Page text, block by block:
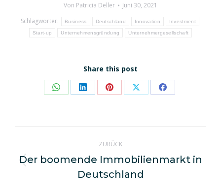
Von Patricia Deller
Juni 30, 2021
Schlagwörter:
Business Deutschland Innovation Investment
Start-up Unternehmensgründung Unternehmergesellschaft
Share this post
Share Share Share Share Share
Kommentarnavigation
ZURÜCK
Vorheriger
Beitrag:
Der boomende Immobilienmarkt in
Deutschland